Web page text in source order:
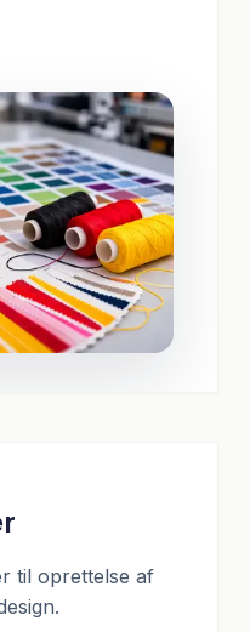
til oprettelse af